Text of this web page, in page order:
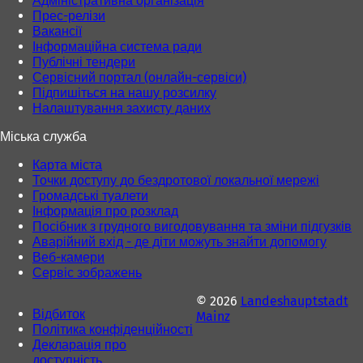
д
)
і
)
Прес-релізи
Вакансії
Інформаційна система ради
Публічні тендери
Сервісний портал (онлайн-сервіси)
Підпишіться на нашу розсилку
Налаштування захисту даних
Міська служба
Карта міста
Точки доступу до бездротової локальної мережі
Громадські туалети
Інформація про розклад
Посібник з грудного вигодовування та зміни підгузків
Аварійний вхід - де діти можуть знайти допомогу
Веб-камери
Сервіс зображень
Відбиток
Політика конфіденційності
Декларація про
© 2026 Landeshauptstadt
Mainz